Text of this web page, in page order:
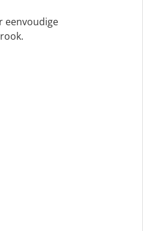
eenvoudige